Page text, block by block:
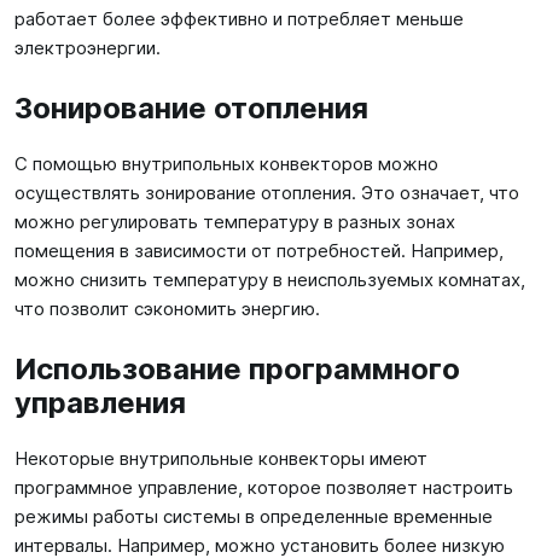
работает более эффективно и потребляет меньше
электроэнергии.
Зонирование отопления
С помощью внутрипольных конвекторов можно
осуществлять зонирование отопления. Это означает, что
можно регулировать температуру в разных зонах
помещения в зависимости от потребностей. Например,
можно снизить температуру в неиспользуемых комнатах,
что позволит сэкономить энергию.
Использование программного
управления
Некоторые внутрипольные конвекторы имеют
программное управление, которое позволяет настроить
режимы работы системы в определенные временные
интервалы. Например, можно установить более низкую